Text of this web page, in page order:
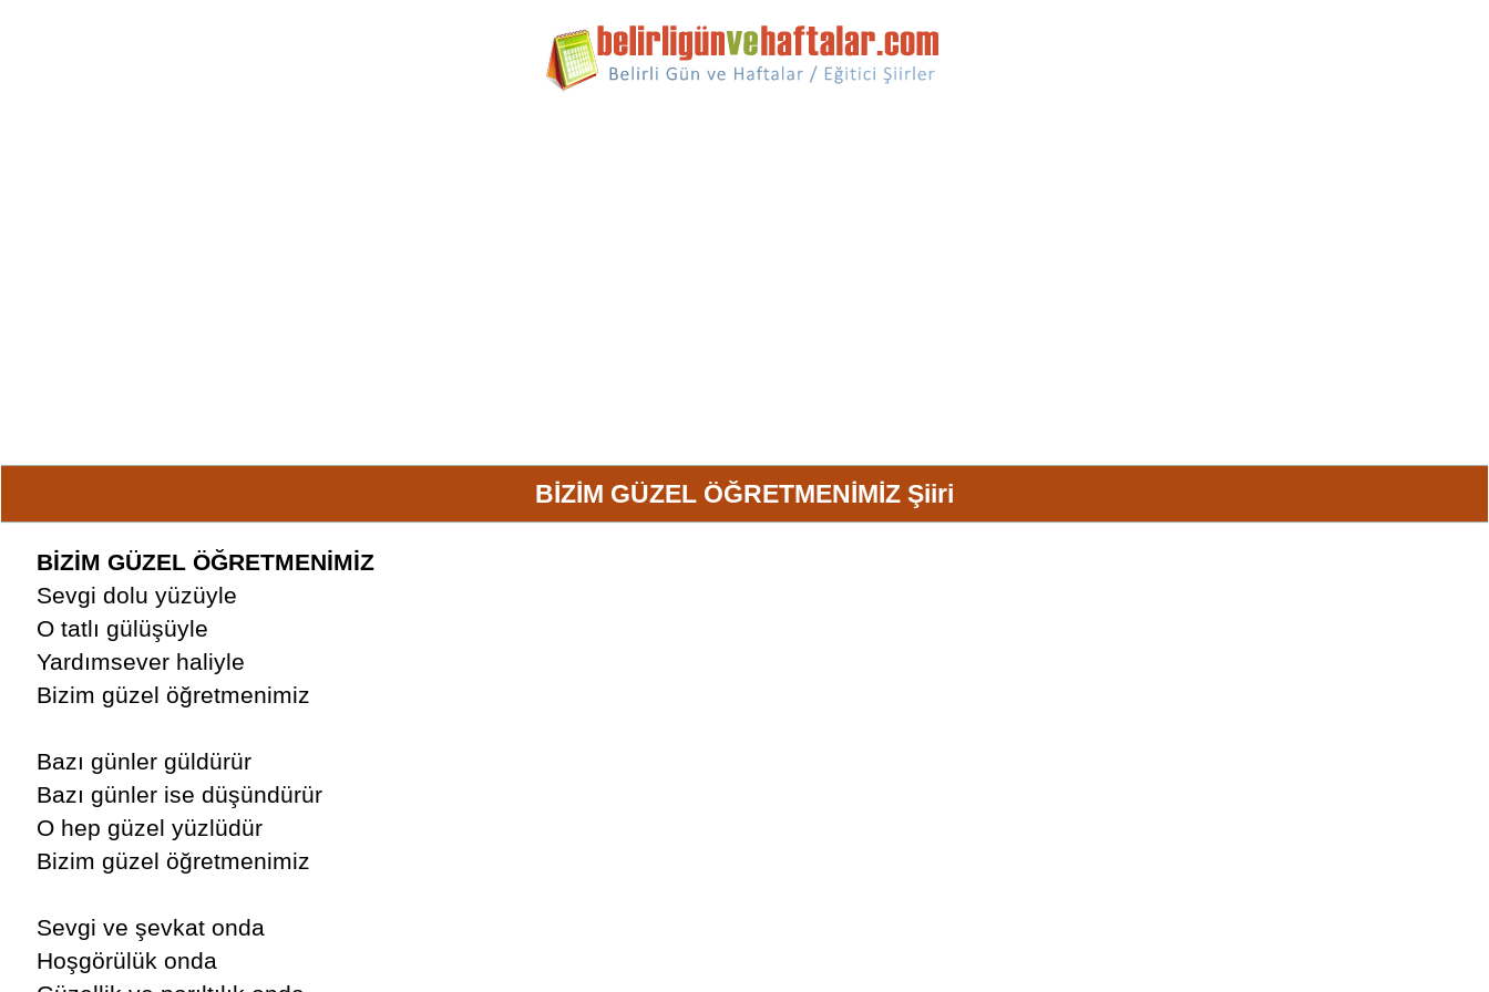
BİZİM GÜZEL ÖĞRETMENİMİZ Şiiri
BİZİM GÜZEL ÖĞRETMENİMİZ
Sevgi dolu yüzüyle
O tatlı gülüşüyle
Yardımsever haliyle
Bizim güzel öğretmenimiz
Bazı günler güldürür
Bazı günler ise düşündürür
O hep güzel yüzlüdür
Bizim güzel öğretmenimiz
Sevgi ve şevkat onda
Hoşgörülük onda